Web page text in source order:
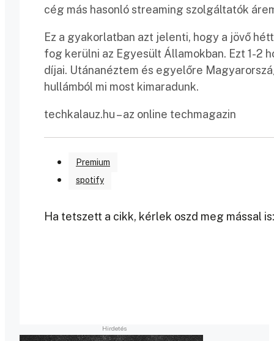
cég más hasonló streaming szolgáltatók
Ez a gyakorlatban azt jelenti, hogy a jövő
fog kerülni az Egyesült Államokban. Ezt 1-2
díjai. Utánanéztem és egyelőre
hullámból mi most kimaradunk.
techkalauz.hu – az online techmagazin
Premium
spotify
Ha tetszett a cikk, kérlek oszd meg mással is: